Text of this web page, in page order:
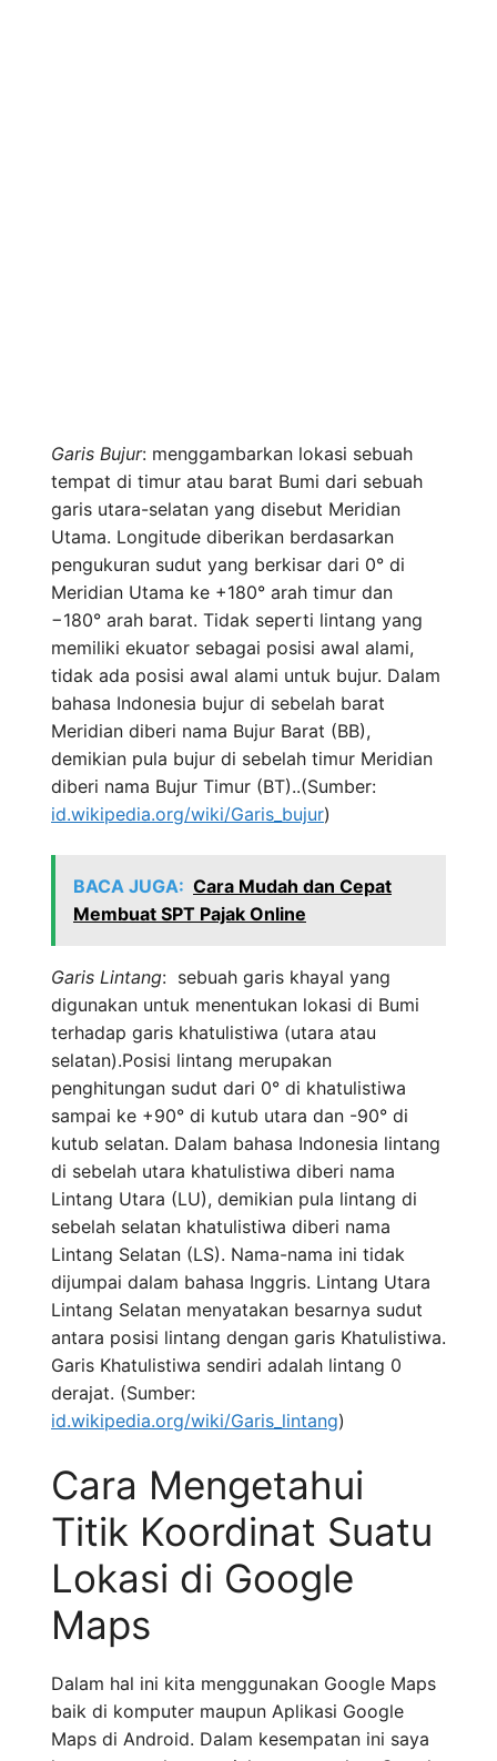
Garis Bujur: menggambarkan lokasi sebuah
tempat di timur atau barat Bumi dari sebuah
garis utara-selatan yang disebut Meridian
Utama. Longitude diberikan berdasarkan
pengukuran sudut yang berkisar dari 0° di
Meridian Utama ke +180° arah timur dan
−180° arah barat. Tidak seperti lintang yang
memiliki ekuator sebagai posisi awal alami,
tidak ada posisi awal alami untuk bujur. Dalam
bahasa Indonesia bujur di sebelah barat
Meridian diberi nama Bujur Barat (BB),
demikian pula bujur di sebelah timur Meridian
diberi nama Bujur Timur (BT)..(Sumber:
id.wikipedia.org/wiki/Garis_bujur)
BACA JUGA: Cara Mudah dan Cepat
Membuat SPT Pajak Online
Garis Lintang: sebuah garis khayal yang
digunakan untuk menentukan lokasi di Bumi
terhadap garis khatulistiwa (utara atau
selatan).Posisi lintang merupakan
penghitungan sudut dari 0° di khatulistiwa
sampai ke +90° di kutub utara dan -90° di
kutub selatan. Dalam bahasa Indonesia lintang
di sebelah utara khatulistiwa diberi nama
Lintang Utara (LU), demikian pula lintang di
sebelah selatan khatulistiwa diberi nama
Lintang Selatan (LS). Nama-nama ini tidak
dijumpai dalam bahasa Inggris. Lintang Utara
Lintang Selatan menyatakan besarnya sudut
antara posisi lintang dengan garis Khatulistiwa.
Garis Khatulistiwa sendiri adalah lintang 0
derajat. (Sumber:
id.wikipedia.org/wiki/Garis_lintang)
Cara Mengetahui
Titik Koordinat Suatu
Lokasi di Google
Maps
Dalam hal ini kita menggunakan Google Maps
baik di komputer maupun Aplikasi Google
Maps di Android. Dalam kesempatan ini saya